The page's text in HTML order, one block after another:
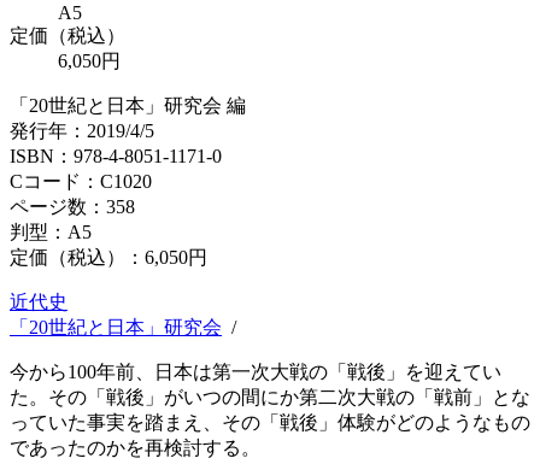
A5
定価（税込）
6,050円
「20世紀と日本」研究会 編
発行年：2019/4/5
ISBN：978-4-8051-1171-0
Cコード：C1020
ページ数：358
判型：A5
定価（税込）： 6,050円
近代史
「20世紀と日本」研究会 /
今から100年前、日本は第一次大戦の「戦後」を迎えてい
た。その「戦後」がいつの間にか第二次大戦の「戦前」とな
っていた事実を踏まえ、その「戦後」体験がどのようなもの
であったのかを再検討する。